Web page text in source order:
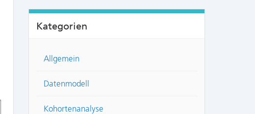
Kategorien
Allgemein
Datenmodell
Kohortenanalyse